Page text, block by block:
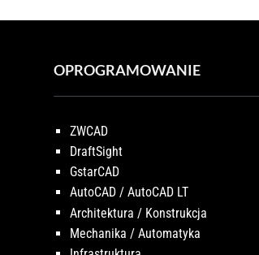
OPROGRAMOWANIE
ZWCAD
DraftSight
GstarCAD
AutoCAD / AutoCAD LT
Architektura / Konstrukcja
Mechanika / Automatyka